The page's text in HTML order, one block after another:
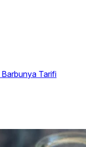
Barbunya Tarifi